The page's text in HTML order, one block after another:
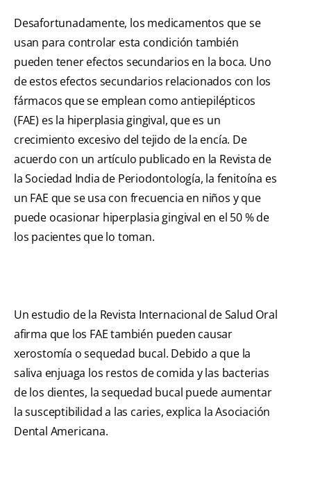
Desafortunadamente, los medicamentos que se
usan para controlar esta condición también
pueden tener efectos secundarios en la boca. Uno
de estos efectos secundarios relacionados con los
fármacos que se emplean como antiepilépticos
(FAE) es la hiperplasia gingival, que es un
crecimiento excesivo del tejido de la encía. De
acuerdo con un artículo publicado en la Revista de
la Sociedad India de Periodontología, la fenitoína es
un FAE que se usa con frecuencia en niños y que
puede ocasionar hiperplasia gingival en el 50 % de
los pacientes que lo toman.
Un estudio de la Revista Internacional de Salud Oral
afirma que los FAE también pueden causar
xerostomía o sequedad bucal. Debido a que la
saliva enjuaga los restos de comida y las bacterias
de los dientes, la sequedad bucal puede aumentar
la susceptibilidad a las caries, explica la Asociación
Dental Americana.